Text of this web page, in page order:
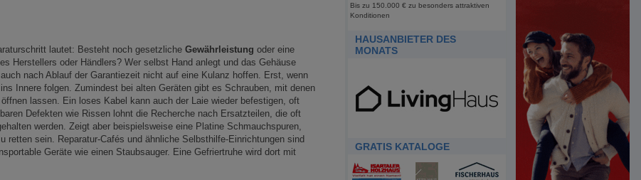
lautet: Besteht noch gesetzliche Gewährleistung oder eine
Herstellers oder Händlers? Wer selbst Hand anlegt und das Gehäuse
nach Ablauf der Garantiezeit nicht auf eine Kulanz hoffen. Erst, wenn
Innere folgen. Zumindest bei alten Geräten gibt es Schrauben, mit denen
lassen. Ein loses Kabel kann auch der Laie wieder befestigen, oft
Defekten wie Rissen lohnt die Recherche nach Ersatzteilen, die oft
werden. Zeigt aber beispielsweise eine Platine Schmauchspuren,
retten sein. Reparatur-Cafés und ähnliche Selbsthilfe-Einrichtungen sind
Geräte wie einen Staubsauger. Eine Gefriertruhe wird dort mit
Bis zu 150.000 € zu besonders attraktiven
Konditionen
HAUSANBIETER DES
MONATS
GRATIS KATALOGE